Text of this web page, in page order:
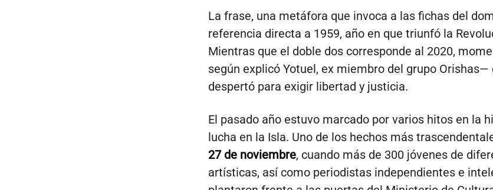
La frase, una metáfora que invoca a las fichas del
referencia directa a 1959, año en que triunfó la
Mientras que el doble dos corresponde al 2020,
según explicó Yotuel, ex miembro del grupo Orishas—
despertó para exigir libertad y justicia.
El pasado año estuvo marcado por varios hitos en la
lucha en la Isla. Uno de los hechos más
27 de noviembre, cuando más de 300 jóvenes de
artísticas, así como periodistas independientes e